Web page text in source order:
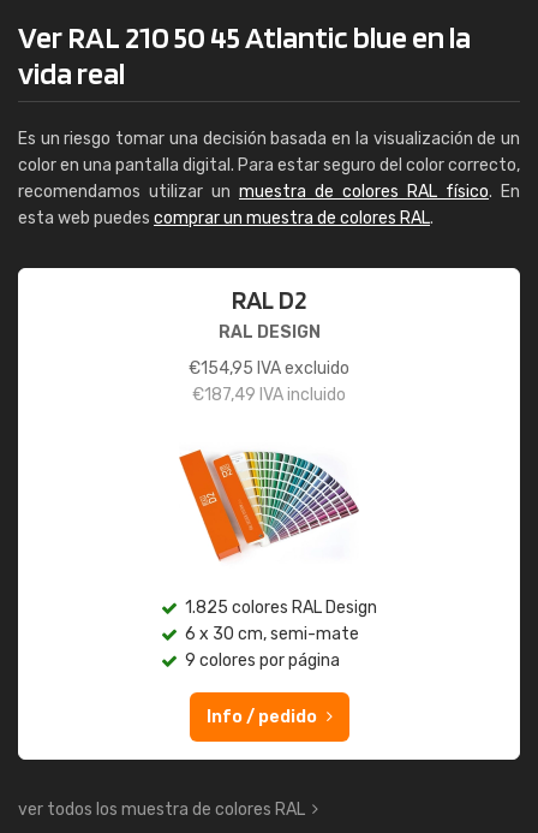
Ver RAL 210 50 45 Atlantic blue en la
vida real
Es un riesgo tomar una decisión basada en la visualización de un
color en una pantalla digital. Para estar seguro del color correcto,
recomendamos utilizar un muestra de colores RAL físico. En
esta web puedes comprar un muestra de colores RAL.
RAL D2
RAL DESIGN
€154,95 IVA excluido
€187,49 IVA incluido
1.825 colores RAL Design
6 x 30 cm, semi-mate
9 colores por página
Info / pedido
ver todos los muestra de colores RAL